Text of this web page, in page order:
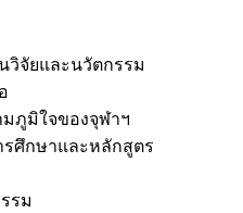
วิจัยและนวัตกรรม
มภูมิใจของจุฬาฯ
รศึกษาและหลักสูตร
รม